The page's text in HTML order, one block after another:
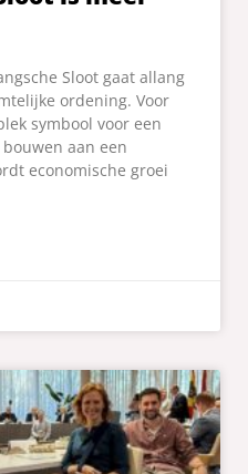
Sloot gaat allang
ordening. Voor
symbool voor een
aan een
economische groei